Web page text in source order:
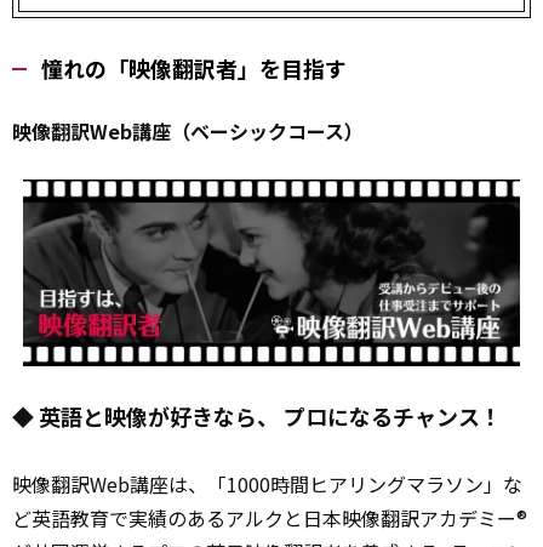
憧れの「映像翻訳者」を目指す
映像翻訳Web講座（ベーシックコース）
◆ 英語と映像が好きなら、 プロになるチャンス！
映像翻訳Web講座は、「1000時間ヒアリングマラソン」な
ど英語教育で実績のあるアルクと日本映像翻訳アカデミー®